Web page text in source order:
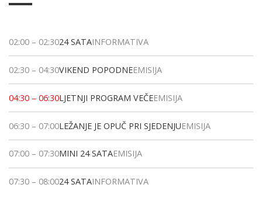
02:00 – 02:3024 SATAINFORMATIVA
02:30 – 04:30VIKEND POPODNEEMISIJA
04:30 – 06:30LJETNJI PROGRAM VEČEEMISIJA
06:30 – 07:00LEŽANJE JE OPUČ PRI SJEDENJUEMISIJA
07:00 – 07:30MINI 24 SATAEMISIJA
07:30 – 08:0024 SATAINFORMATIVA